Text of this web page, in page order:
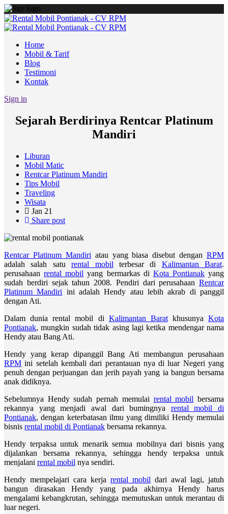
Home
Mobil & Tarif
Blog
Testimoni
Kontak
Sign in
Sejarah Berdirinya Rentcar Platinum
Mandiri
Liburan
Mobil Matic
Rentcar Platinum Mandiri
Tips Mobil
Traveling
Wisata
Jan 21
Share post
Rentcar Platinum Mandiri atau yang biasa disebut dengan RPM
adalah salah saturental mobil terbesar di Kalimantan Barat.
perusahaanrental mobil yang bermarkas di Kota Pontianakyang
sudah berdiri sejak tahun 2008. Pendiri dari perusahaan Rentcar
Platinum Mandiri ini adalah Hendy atau lebih akrab di panggil
dengan Ati.
Dalam dunia rental mobil di Kalimantan Baratkhusunya Kota
Pontianak, mungkin sudah tidak asing lagi ketika mendengar nama
Hendy atau Bang Ati.
Hendy yang kerap dipanggil Bang Ati membangun perusahaan
RPM ini setelah kembali dari perantauan nya di luar Negeri yang
penuh dengan perjuangan dan jerih payah yang ia bangun bersama
anak didiknya.
Sebelumnya Hendy sudah pernah memulai rental mobil bersama
rekannya yang menjadi awal dari bumingnya rental mobil di
Pontianak, dengan keterbatasan ilmu yang dimiliki Hendy memulai
bisnis rental mobil di Pontianak bersama rekannya.
Hendy terpaksa untuk menarik semua mobilnya dari bisnis yang
dijalankan bersama rekannya, sehingga hendy terpaksa untuk
menjalani rental mobil nya sendiri.
Hendy mempelajari cara kerja rental mobil dari awal lagi, jatuh
bangun dirasakan Hendy yang pada akhirnya Hendy harus
mengalami kebangkrutan, sehingga memutuskan untuk merantau di
luar negeri.